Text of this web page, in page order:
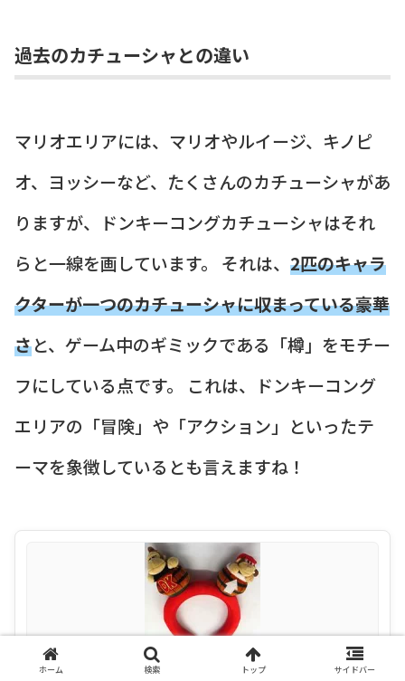
過去のカチューシャとの違い
マリオエリアには、マリオやルイージ、キノピ
オ、ヨッシーなど、たくさんのカチューシャがあ
りますが、ドンキーコングカチューシャはそれ
らと一線を画しています。 それは、 2匹のキャラ
クターが一つのカチューシャに収まっている豪華
さと、ゲーム中のギミックである「樽」をモチー
フにしている点です。 これは、ドンキーコング
エリアの「冒険」や「アクション」といったテ
ーマを象徴しているとも言えますね！
【中古】アクセサリー(非金属) ドンキーコング カチュ
ホーム 検索 トップ サイドバー